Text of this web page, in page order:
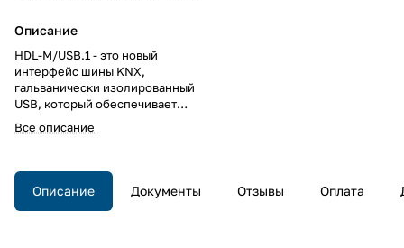
Описание
HDL-M/USB.1 - это новый
интерфейс шины KNX,
гальванически изолированный
USB, который обеспечивает
двунаправленный обмен
данными между ПК и шиной
адресацию, установку
параметров, визуализацию,
протоколирование и
Все описание
Описание Документы Отзывы Оплата